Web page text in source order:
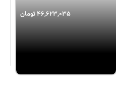
46,623,035 تومان